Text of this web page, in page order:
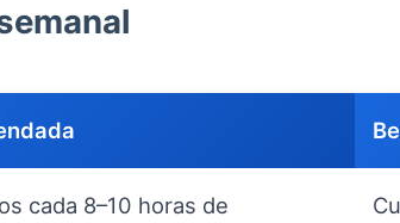
cada 8–10 horas de